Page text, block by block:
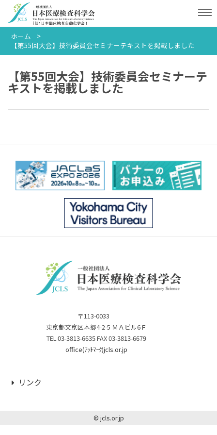
ホーム
【第55回大会】技術委員会セミナーテキストを掲載しました
【第55回大会】技術委員会セミナーテ
キストを掲載しました
〒113-0033
東京都文京区本郷4-2-5 ＭＡビル6Ｆ
TEL 03-3813-6635 FAX 03-3813-6679
office(ｱｯﾄﾏｰｸ)jcls.or.jp
リンク
© jcls.or.jp